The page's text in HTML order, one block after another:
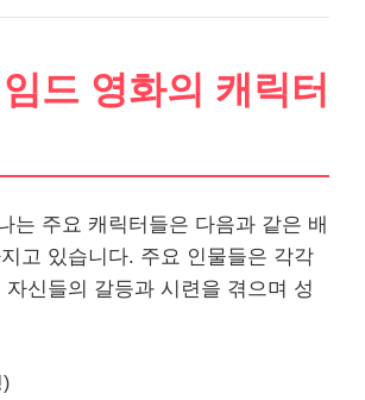
드 영화의 캐릭터
는 주요 캐릭터들은 다음과 같은 배
고 있습니다. 주요 인물들은 각각
자신들의 갈등과 시련을 겪으며 성
)